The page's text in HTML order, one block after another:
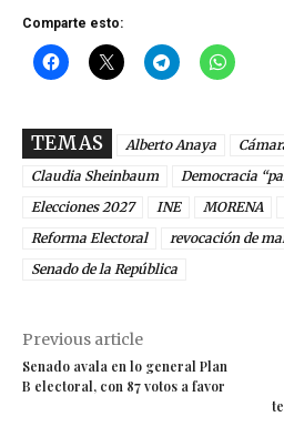
Comparte esto:
TEMAS Alberto Anaya
Claudia Sheinbaum
Democracia
Elecciones 2027
INE MORENA
Reforma Electoral
revocación de
Senado de la República
Previous article
Senado avala en lo general Plan
B electoral, con 87 votos a favor